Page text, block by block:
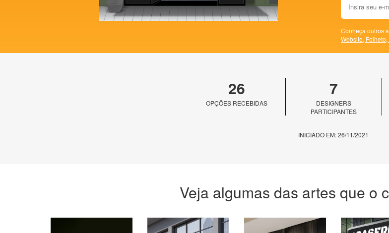
Conheça outros
Website, Folheto,
26
OPÇÕES RECEBIDAS
7
DESIGNERS
PARTICIPANTES
INICIADO EM: 26/11/2021
Veja algumas das artes que o